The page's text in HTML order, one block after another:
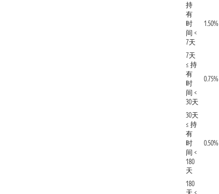
持
有
时
间 <
7天
1.50%
7天
≤ 持
有
时
间 <
30天
0.75%
30天
≤ 持
有
时
间 <
180
天
0.50%
180